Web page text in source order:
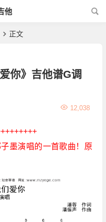
他
正文
你》吉他谱G调
12,038
墨演唱的一首歌曲！原